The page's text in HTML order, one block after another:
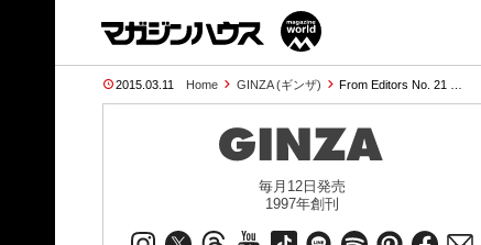
2015.03.11 Home GINZA (ギンザ) From Editors No. 21 …
毎月12日発売
1997年創刊